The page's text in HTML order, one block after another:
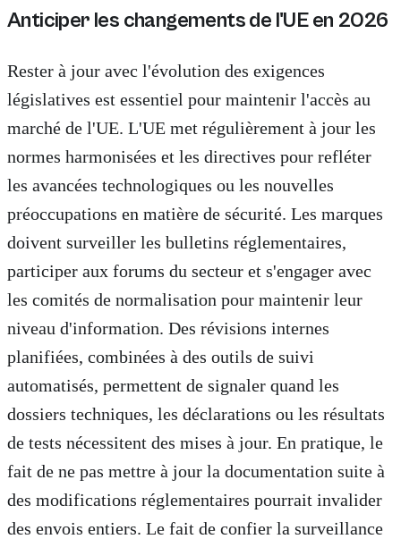
Anticiper les changements de l'UE en 2026
Rester à jour avec l'évolution des exigences
législatives est essentiel pour maintenir l'accès au
marché de l'UE. L'UE met régulièrement à jour les
normes harmonisées et les directives pour refléter
les avancées technologiques ou les nouvelles
préoccupations en matière de sécurité. Les marques
doivent surveiller les bulletins réglementaires,
participer aux forums du secteur et s'engager avec
les comités de normalisation pour maintenir leur
niveau d'information. Des révisions internes
planifiées, combinées à des outils de suivi
automatisés, permettent de signaler quand les
dossiers techniques, les déclarations ou les résultats
de tests nécessitent des mises à jour. En pratique, le
fait de ne pas mettre à jour la documentation suite à
des modifications réglementaires pourrait invalider
des envois entiers. Le fait de confier la surveillance